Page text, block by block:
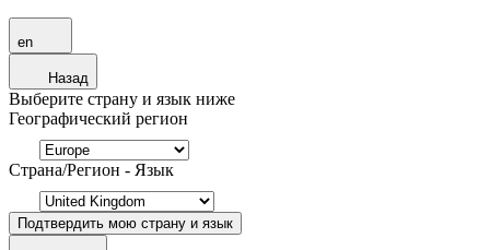
en
Назад
Выберите страну и язык ниже
Географический регион
Страна/Регион - Язык
Подтвердить мою страну и язык